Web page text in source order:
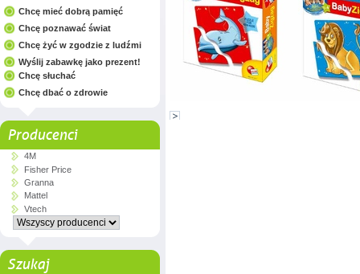
Chcę mieć dobrą pamięć
Chcę poznawać świat
Chcę żyć w zgodzie z ludźmi
Wyślij zabawkę jako prezent!
Chcę słuchać
Chcę dbać o zdrowie
Producenci
4M
Fisher Price
Granna
Mattel
Vtech
Szukaj